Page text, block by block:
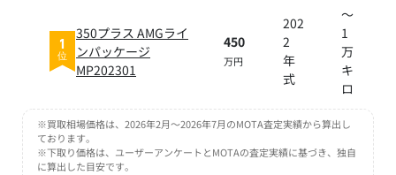
1
位
350プラス AMGライ
ンパッケージ
MP202301
450
万円
202
2
年
式
～
1
万
キ
ロ
※買取相場価格は、2026年2月～2026年7月のMOTA査定実績から算出し
ております。
※下取り価格は、ユーザーアンケートとMOTAの査定実績に基づき、独自
に算出した目安です。